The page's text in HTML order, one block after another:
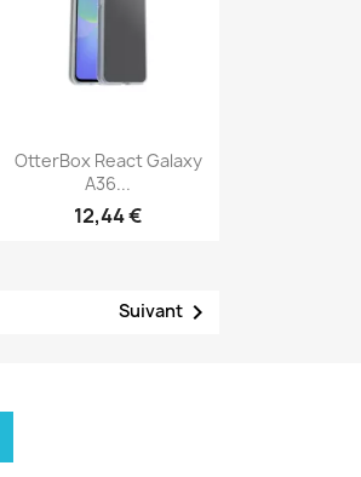
Aperçu rapide
OtterBox React Galaxy
A36...
12,44 €
Suivant